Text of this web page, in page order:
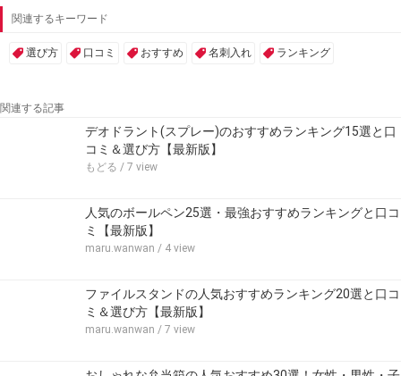
関連するキーワード
選び方 口コミ おすすめ 名刺入れ ランキング
関連する記事
デオドラント(スプレー)のおすすめランキング15選と口
コミ＆選び方【最新版】
もどる / 7 view
人気のボールペン25選・最強おすすめランキングと口コ
ミ【最新版】
maru.wanwan / 4 view
ファイルスタンドの人気おすすめランキング20選と口コ
ミ＆選び方【最新版】
maru.wanwan / 7 view